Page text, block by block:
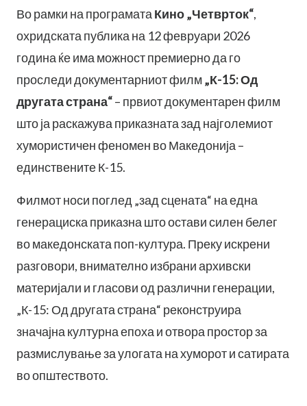
Во рамки на програматаКино „Четврток“,
охридската публика на 12 февруари 2026
година ќе има можност премиерно да го
проследи документарниот филм„К-15: Од
другата страна“– првиот документарен филм
што ја раскажува приказната зад најголемиот
хумористичен феномен во Македонија –
единствените К-15.
Филмот носи поглед „зад сцената“ на една
генерациска приказна што остави силен белег
во македонската поп-култура. Преку искрени
разговори, внимателно избрани архивски
материјали и гласови од различни генерации,
„К-15: Од другата страна“ реконструира
значајна културна епоха и отвора простор за
размислување за улогата на хуморот и сатирата
во општеството.